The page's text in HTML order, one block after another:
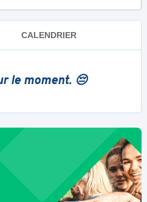
CALENDRIER
le moment. 😔